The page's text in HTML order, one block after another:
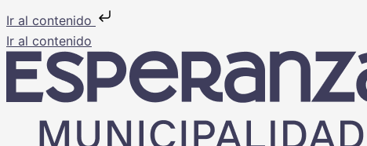
Ir al contenido
Ir al contenido